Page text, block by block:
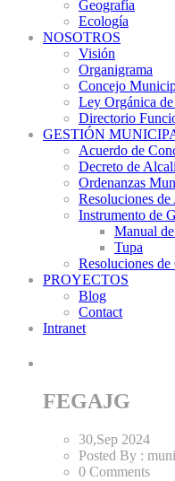
Geografía
Ecología
NOSOTROS
Visión
Organigrama
Concejo
Ley Orgánica
Directorio
GESTIÓN
Acuerdo de
Decreto de
Ordenanzas
Resoluciones
Instrumento de
Manual
Tupa
Resoluciones
PROYECTOS
Blog
Contact
Intranet
FEGAJG
30,Sep 2024
Posted By :
0 Comments